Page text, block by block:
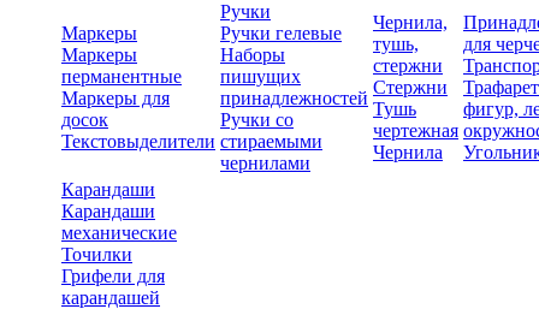
Маркеры
Маркеры
перманентные
Маркеры для
досок
Текстовыделители
Ручки
Ручки гелевые
Наборы
пишущих
принадлежностей
Ручки со
стираемыми
чернилами
Чернила,
тушь,
стержни
Стержни
Тушь
чертежная
Чернила
для
фигур,
Карандаши
Карандаши
механические
Точилки
Грифели для
карандашей